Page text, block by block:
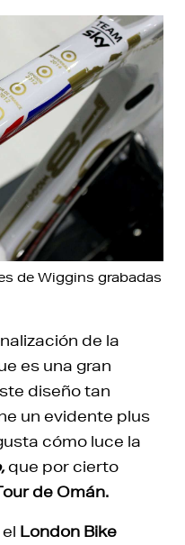
de Wiggins grabadas
de la
es una gran
diseño tan
un evidente plus
cómo luce la
que por cierto
de Omán.
London Bike